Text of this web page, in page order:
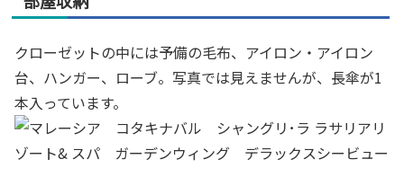
クローゼットの中には予備の毛布、アイロン・アイロン
台、ハンガー、ローブ。写真では見えませんが、長傘が1
本入っています。